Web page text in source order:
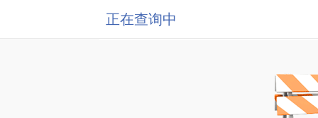
正在查询中